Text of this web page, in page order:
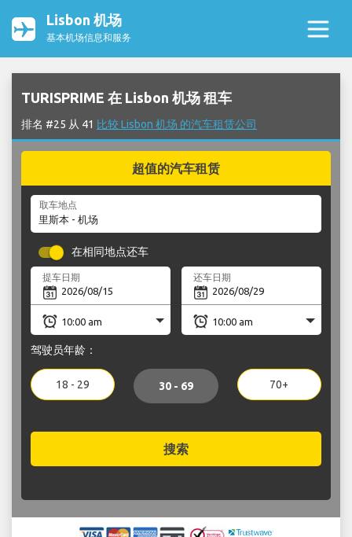
Lisbon 机场
基本机场信息和服务
TURISPRIME 在 Lisbon 机场 租车
排名 #25 从 41 比较 Lisbon 机场 的汽车租赁公司
超值的汽车租赁
取车地点
在相同地点还车
提车日期 还车日期
驾驶员年龄：
18 - 29 30 - 69 70+
搜索